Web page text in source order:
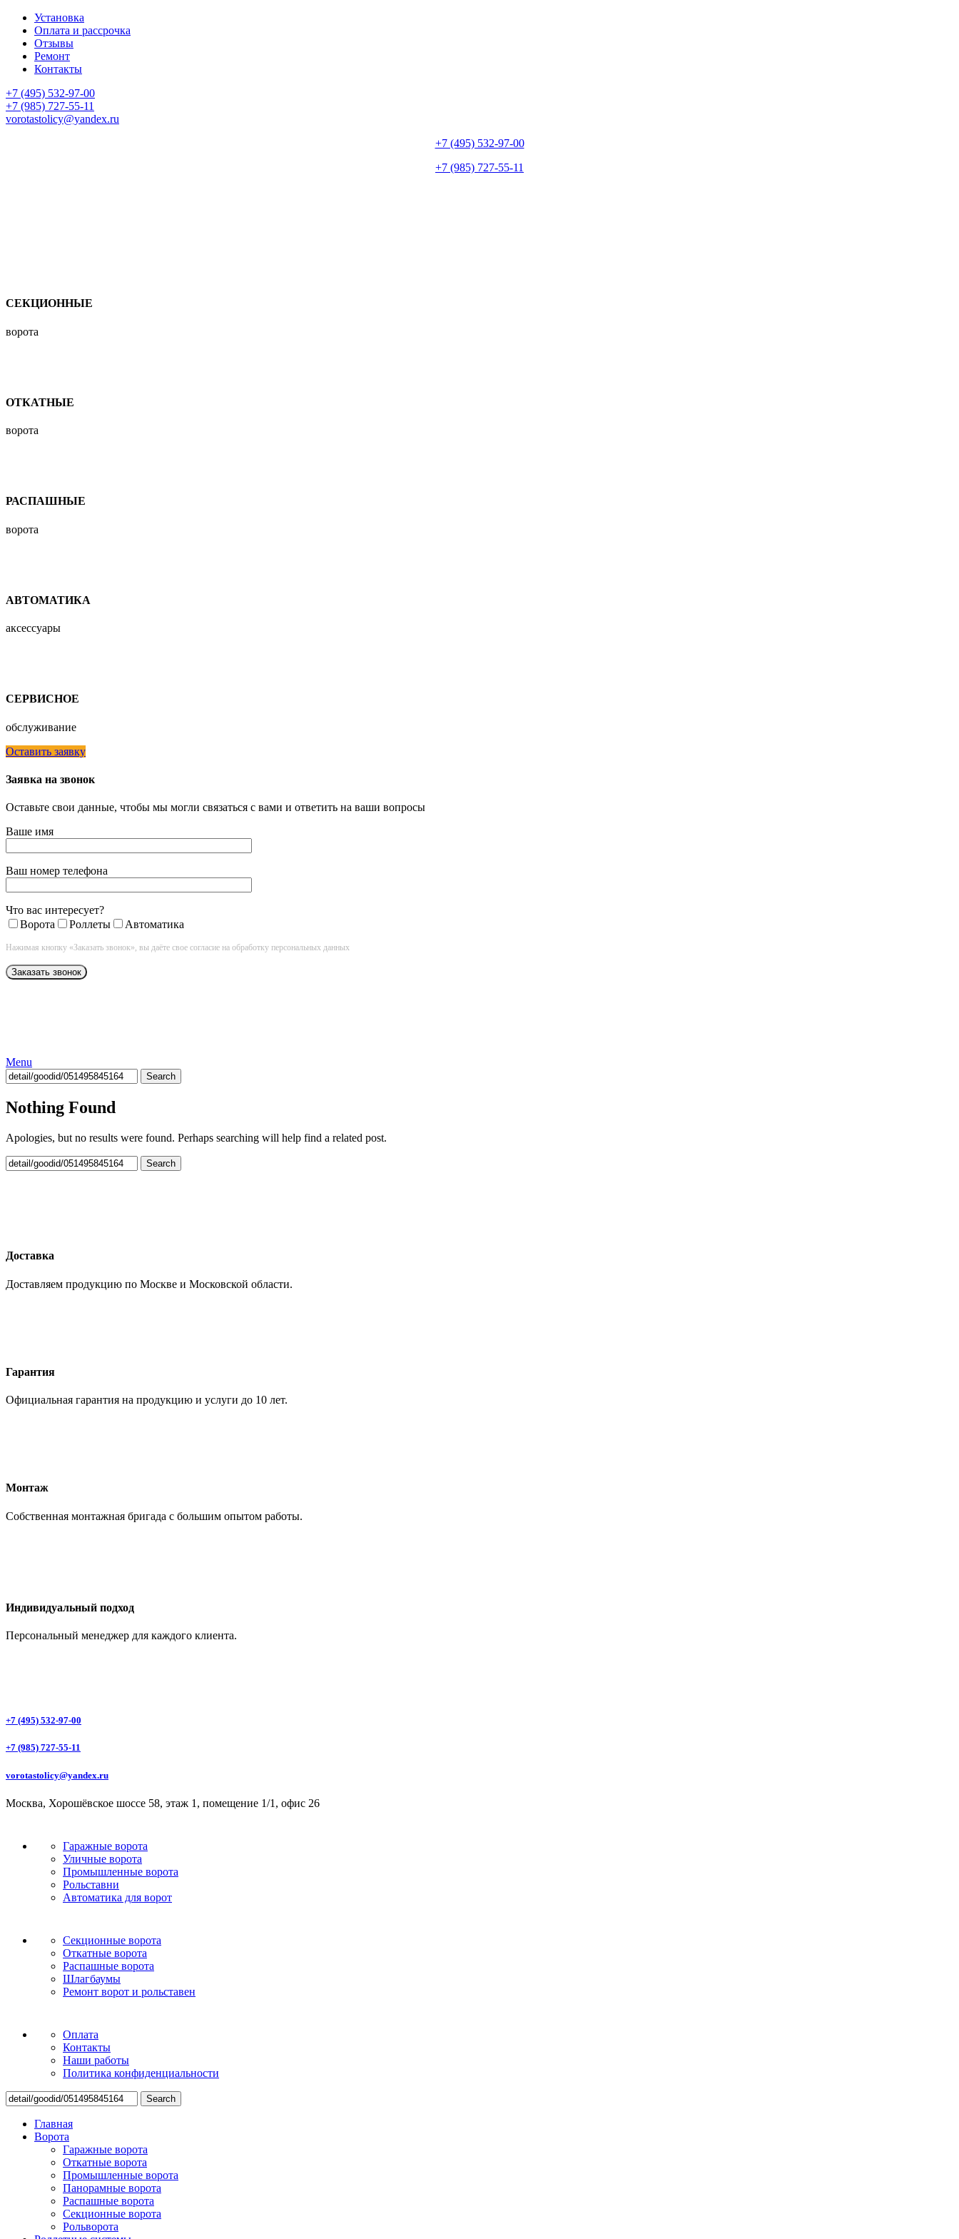
Установка
Оплата и рассрочка
Отзывы
Ремонт
Контакты
+7 (495) 532-97-00
+7 (985) 727-55-11
vorotastolicy@yandex.ru
+7 (495) 532-97-00
+7 (985) 727-55-11
СЕКЦИОННЫЕ
ворота
ОТКАТНЫЕ
ворота
РАСПАШНЫЕ
ворота
АВТОМАТИКА
аксессуары
СЕРВИСНОЕ
обслуживание
Оставить заявку
Заявка на звонок
Оставьте свои данные, чтобы мы могли связаться с вами и ответить на ваши вопросы
Ваше имя
Ваш номер телефона
Что вас интересует?
Ворота
Роллеты Автоматика
Нажимая кнопку «Заказать звонок», вы даёте свое согласие на обработку персональных данных
Menu
Search
Nothing Found
Apologies, but no results were found. Perhaps searching will help find a related post.
Search
Доставка
Доставляем продукцию по Москве и Московской области.
Гарантия
Официальная гарантия на продукцию и услуги до 10 лет.
Монтаж
Собственная монтажная бригада с большим опытом работы.
Индивидуальный подход
Персональный менеджер для каждого клиента.
+7 (495) 532-97-00
+7 (985) 727-55-11
vorotastolicy@yandex.ru
Москва, Хорошёвское шоссе 58, этаж 1, помещение 1/1, офис 26
Гаражные ворота
Уличные ворота
Промышленные ворота
Рольставни
Автоматика для ворот
Секционные ворота
Откатные ворота
Распашные ворота
Шлагбаумы
Ремонт ворот и рольставен
Оплата
Контакты
Наши работы
Политика конфиденциальности
Search
Главная
Ворота
Гаражные ворота
Откатные ворота
Промышленные ворота
Панорамные ворота
Распашные ворота
Секционные ворота
Рольворота